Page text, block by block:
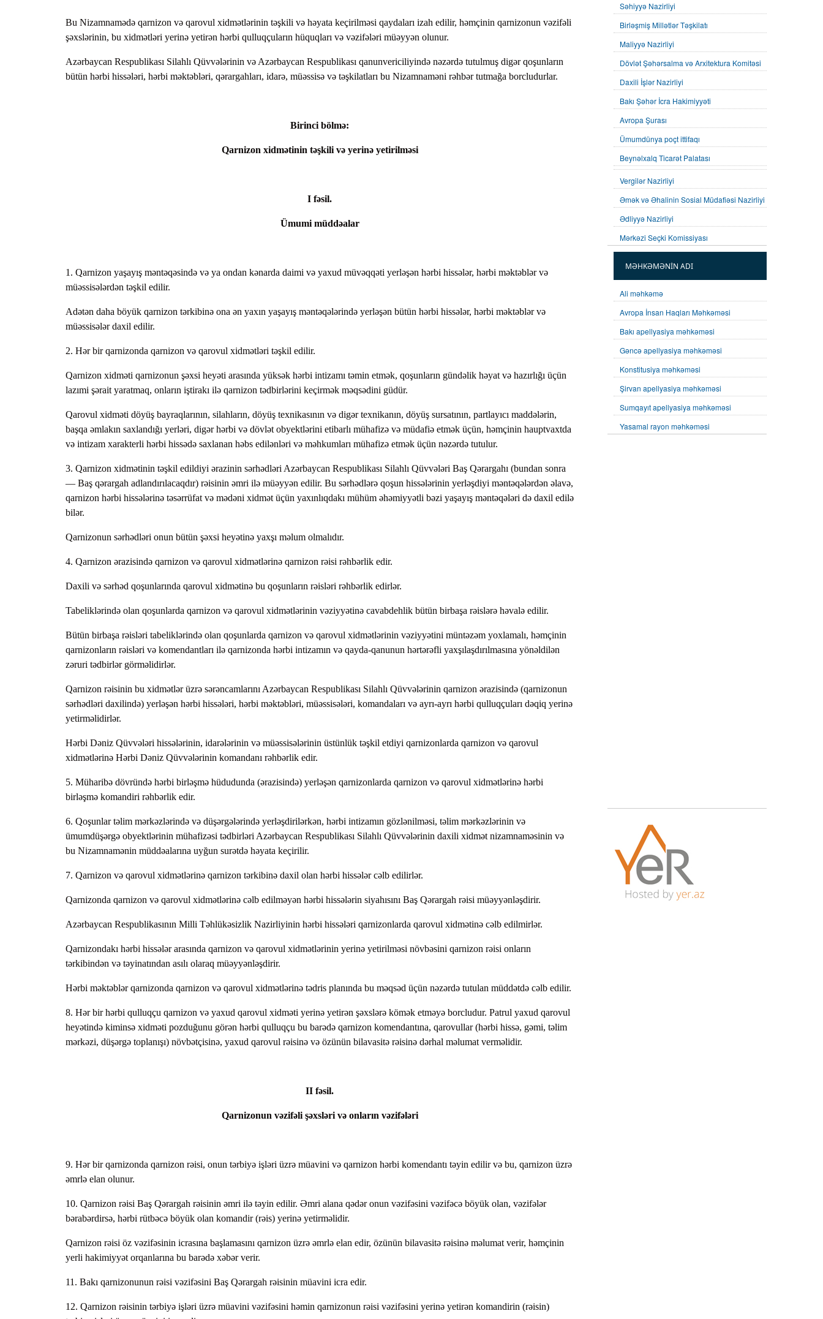
Bu Nizamnamədə qarnizon və qarovul xidmətlərinin təşkili və həyata keçirilməsi qaydaları izah edilir, həmçinin qarnizonun vəzifəli
şəxslərinin, bu xidmətləri yerinə yetirən hərbi qulluqçuların hüquqları və vəzifələri müəyyən olunur.
Azərbaycan Respublikası Silahlı Qüvvələrinin və Azərbaycan Respublikası qanunvericiliyində nəzərdə tutulmuş digər qoşunların
bütün hərbi hissələri, hərbi məktəbləri, qərargahları, idarə, müəssisə və təşkilatları bu Nizamnaməni rəhbər tutmağa borcludurlar.
Birinci bölmə:
Qarnizon xidmətinin təşkili və yerinə yetirilməsi
I fəsil.
Ümumi müddəalar
1. Qarnizon yaşayış məntəqəsində və ya ondan kənarda daimi və yaxud müvəqqəti yerləşən hərbi hissələr, hərbi məktəblər və
müəssisələrdən təşkil edilir.
Adətən daha böyük qarnizon tərkibinə ona ən yaxın yaşayış məntəqələrində yerləşən bütün hərbi hissələr, hərbi məktəblər və
müəssisələr daxil edilir.
2. Hər bir qarnizonda qarnizon və qarovul xidmətləri təşkil edilir.
Qarnizon xidməti qarnizonun şəxsi heyəti arasında yüksək hərbi intizamı təmin etmək, qoşunların gündəlik həyat və hazırlığı üçün
lazımi şərait yaratmaq, onların iştirakı ilə qarnizon tədbirlərini keçirmək məqsədini güdür.
Qarovul xidməti döyüş bayraqlarının, silahların, döyüş texnikasının və digər texnikanın, döyüş sursatının, partlayıcı maddələrin,
başqa əmlakın saxlandığı yerləri, digər hərbi və dövlət obyektlərini etibarlı mühafizə və müdafiə etmək üçün, həmçinin hauptvaxtda
və intizam xarakterli hərbi hissədə saxlanan həbs edilənləri və məhkumları mühafizə etmək üçün nəzərdə tutulur.
3. Qarnizon xidmətinin təşkil edildiyi ərazinin sərhədləri Azərbaycan Respublikası Silahlı Qüvvələri Baş Qərargahı (bundan sonra
— Baş qərargah adlandırılacaqdır) rəisinin əmri ilə müəyyən edilir. Bu sərhədlərə qoşun hissələrinin yerləşdiyi məntəqələrdən əlavə,
qarnizon hərbi hissələrinə təsərrüfat və mədəni xidmət üçün yaxınlıqdakı mühüm əhəmiyyətli bəzi yaşayış məntəqələri də daxil edilə
bilər.
Qarnizonun sərhədləri onun bütün şəxsi heyətinə yaxşı məlum olmalıdır.
4. Qarnizon ərazisində qarnizon və qarovul xidmətlərinə qarnizon rəisi rəhbərlik edir.
Daxili və sərhəd qoşunlarında qarovul xidmətinə bu qoşunların rəisləri rəhbərlik edirlər.
Tabeliklərində olan qoşunlarda qarnizon və qarovul xidmətlərinin vəziyyətinə cavabdehlik bütün birbaşa rəislərə həvalə edilir.
Bütün birbaşa rəisləri tabeliklərində olan qoşunlarda qarnizon və qarovul xidmətlərinin vəziyyətini müntəzəm yoxlamalı, həmçinin
qarnizonların rəisləri və komendantları ilə qarnizonda hərbi intizamın və qayda-qanunun hərtərəfli yaxşılaşdırılmasına yönəldilən
zəruri tədbirlər görməlidirlər.
Qarnizon rəisinin bu xidmətlər üzrə sərəncamlarını Azərbaycan Respublikası Silahlı Qüvvələrinin qarnizon ərazisində (qarnizonun
sərhədləri daxilində) yerləşən hərbi hissələri, hərbi məktəbləri, müəssisələri, komandaları və ayrı-ayrı hərbi qulluqçuları dəqiq yerinə
yetirməlidirlər.
Hərbi Dəniz Qüvvələri hissələrinin, idarələrinin və müəssisələrinin üstünlük təşkil etdiyi qarnizonlarda qarnizon və qarovul
xidmətlərinə Hərbi Dəniz Qüvvələrinin komandanı rəhbərlik edir.
5. Müharibə dövründə hərbi birləşmə hüdudunda (ərazisində) yerləşən qarnizonlarda qarnizon və qarovul xidmətlərinə hərbi
birləşmə komandiri rəhbərlik edir.
6. Qoşunlar təlim mərkəzlərində və düşərgələrində yerləşdirilərkən, hərbi intizamın gözlənilməsi, təlim mərkəzlərinin və
ümumdüşərgə obyektlərinin mühafizəsi tədbirləri Azərbaycan Respublikası Silahlı Qüvvələrinin daxili xidmət nizamnaməsinin və
bu Nizamnamənin müddəalarına uyğun surətdə həyata keçirilir.
7. Qarnizon və qarovul xidmətlərinə qarnizon tərkibinə daxil olan hərbi hissələr cəlb edilirlər.
Qarnizonda qarnizon və qarovul xidmətlərinə cəlb edilməyən hərbi hissələrin siyahısını Baş Qərargah rəisi müəyyənləşdirir.
Azərbaycan Respublikasının Milli Təhlükəsizlik Nazirliyinin hərbi hissələri qarnizonlarda qarovul xidmətinə cəlb edilmirlər.
Qarnizondakı hərbi hissələr arasında qarnizon və qarovul xidmətlərinin yerinə yetirilməsi növbəsini qarnizon rəisi onların
tərkibindən və təyinatından asılı olaraq müəyyənləşdirir.
Hərbi məktəblər qarnizonda qarnizon və qarovul xidmətlərinə tədris planında bu məqsəd üçün nəzərdə tutulan müddətdə cəlb edilir.
8. Hər bir hərbi qulluqçu qarnizon və yaxud qarovul xidməti yerinə yetirən şəxslərə kömək etməyə borcludur. Patrul yaxud qarovul
heyətində kiminsə xidməti pozduğunu görən hərbi qulluqçu bu barədə qarnizon komendantına, qarovullar (hərbi hissə, gəmi, təlim
mərkəzi, düşərgə toplanışı) növbətçisinə, yaxud qarovul rəisinə və özünün bilavasitə rəisinə dərhal məlumat verməlidir.
II fəsil.
Qarnizonun vəzifəli şəxsləri və onların vəzifələri
9. Hər bir qarnizonda qarnizon rəisi, onun tərbiyə işləri üzrə müavini və qarnizon hərbi komendantı təyin edilir və bu, qarnizon üzrə
əmrlə elan olunur.
10. Qarnizon rəisi Baş Qərargah rəisinin əmri ilə təyin edilir. Əmri alana qədər onun vəzifəsini vəzifəcə böyük olan, vəzifələr
bərabərdirsə, hərbi rütbəcə böyük olan komandir (rəis) yerinə yetirməlidir.
Qarnizon rəisi öz vəzifəsinin icrasına başlamasını qarnizon üzrə əmrlə elan edir, özünün bilavasitə rəisinə məlumat verir, həmçinin
yerli hakimiyyət orqanlarına bu barədə xəbər verir.
11. Bakı qarnizonunun rəisi vəzifəsini Baş Qərargah rəisinin müavini icra edir.
12. Qarnizon rəisinin tərbiyə işləri üzrə müavini vəzifəsini həmin qarnizonun rəisi vəzifəsini yerinə yetirən komandirin (rəisin)
Səhiyyə Nazirliyi
Birləşmiş Millətlər Təşkilatı
Maliyyə Nazirliyi
Dövlət Şəhərsalma və Arxitektura Komitəsi
Daxili İşlər Nazirliyi
Bakı Şəhər İcra Hakimiyyəti
Avropa Şurası
Ümumdünya poçt ittifaqı
Beynəlxalq Ticarət Palatası
Vergilər Nazirliyi
Əmək və Əhalinin Sosial Müdafiəsi Nazirliyi
Ədliyyə Nazirliyi
Mərkəzi Seçki Komissiyası
MƏHKƏMƏNİN ADI
Ali məhkəmə
Avropa İnsan Haqları Məhkəməsi
Bakı apellyasiya məhkəməsi
Gəncə apellyasiya məhkəməsi
Konstitusiya məhkəməsi
Şirvan apellyasiya məhkəməsi
Sumqayıt apellyasiya məhkəməsi
Yasamal rayon məhkəməsi